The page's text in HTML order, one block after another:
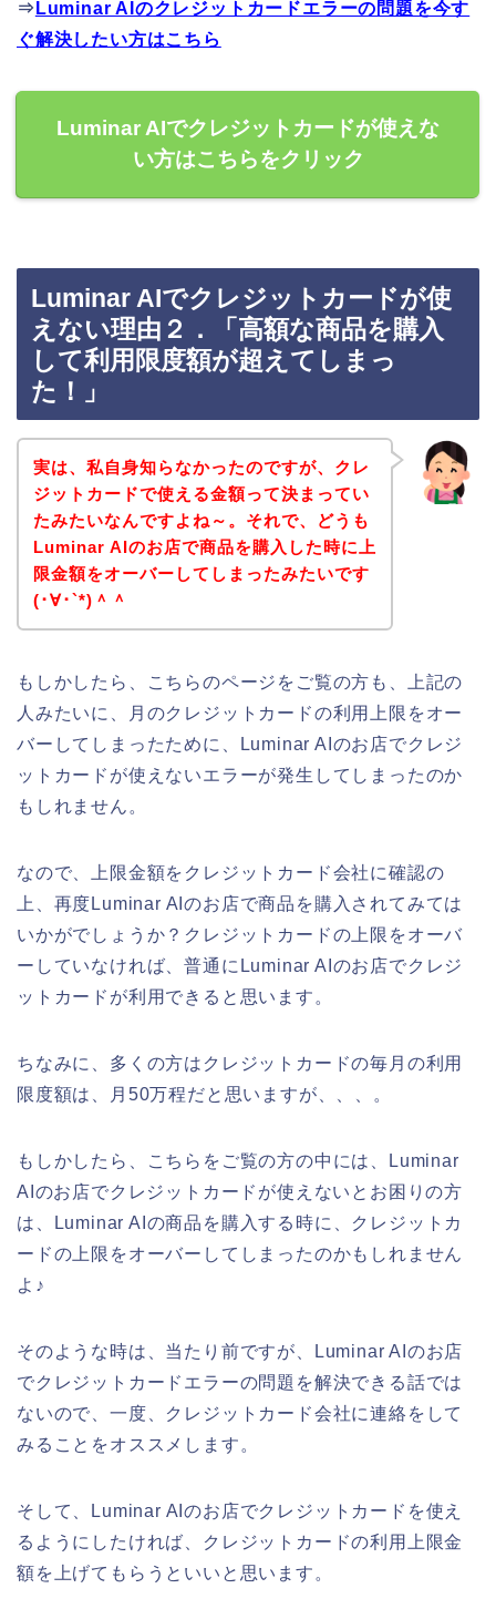
⇒ Luminar AIのクレジットカードエラーの問題を今す
ぐ解決したい方はこちら
Luminar AIでクレジットカードが使えな
い方はこちらをクリック
Luminar AIでクレジットカードが使
えない理由２．「高額な商品を購入
して利用限度額が超えてしまっ
た！」
実は、私自身知らなかったのですが、クレ
ジットカードで使える金額って決まってい
たみたいなんですよね～。それで、どうも
Luminar AIのお店で商品を購入した時に上
限金額をオーバーしてしまったみたいです
(･∀･`*)＾＾
もしかしたら、こちらのページをご覧の方も、上記の
人みたいに、月のクレジットカードの利用上限をオー
バーしてしまったために、Luminar AIのお店でクレジ
ットカードが使えないエラーが発生してしまったのか
もしれません。
なので、上限金額をクレジットカード会社に確認の
上、再度Luminar AIのお店で商品を購入されてみては
いかがでしょうか？クレジットカードの上限をオーバ
ーしていなければ、普通にLuminar AIのお店でクレジ
ットカードが利用できると思います。
ちなみに、多くの方はクレジットカードの毎月の利用
限度額は、月50万程だと思いますが、、、。
もしかしたら、こちらをご覧の方の中には、Luminar
AIのお店でクレジットカードが使えないとお困りの方
は、Luminar AIの商品を購入する時に、クレジットカ
ードの上限をオーバーしてしまったのかもしれません
よ♪
そのような時は、当たり前ですが、Luminar AIのお店
でクレジットカードエラーの問題を解決できる話では
ないので、一度、クレジットカード会社に連絡をして
みることをオススメします。
そして、Luminar AIのお店でクレジットカードを使え
るようにしたければ、クレジットカードの利用上限金
額を上げてもらうといいと思います。